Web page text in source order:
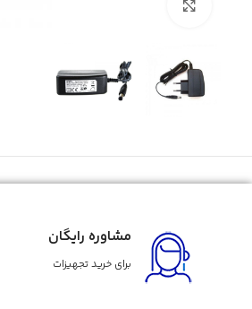
مشاوره رایگان
برای خرید تجهیزات